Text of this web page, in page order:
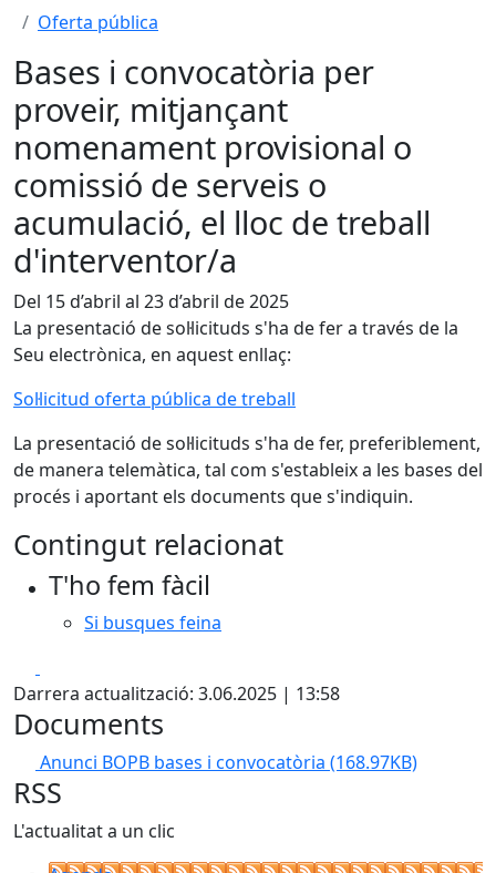
Oferta pública
Bases i convocatòria per
proveir, mitjançant
nomenament provisional o
comissió de serveis o
acumulació, el lloc de treball
d'interventor/a
Del 15 d’abril al 23 d’abril de 2025
La presentació de sol·licituds s'ha de fer a través de la
Seu electrònica, en aquest enllaç:
Sol·licitud oferta pública de treball
La presentació de sol·licituds s'ha de fer, preferiblement,
de manera telemàtica, tal com s'estableix a les bases del
procés i aportant els documents que s'indiquin.
Contingut relacionat
T'ho fem fàcil
Si busques feina
Darrera actualització: 3.06.2025 | 13:58
Documents
Anunci BOPB bases i convocatòria (168.97KB)
RSS
L'actualitat a un clic